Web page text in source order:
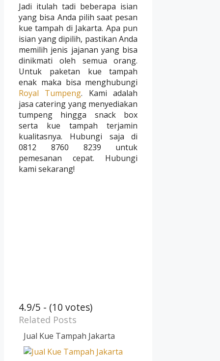
Jadi itulah tadi beberapa isian
yang bisa Anda pilih saat pesan
kue tampah di Jakarta. Apa pun
isian yang dipilih, pastikan Anda
memilih jenis jajanan yang bisa
dinikmati oleh semua orang.
Untuk paketan kue tampah
enak maka bisa menghubungi
Royal Tumpeng. Kami adalah
jasa catering yang menyediakan
tumpeng hingga snack box
serta kue tampah terjamin
kualitasnya. Hubungi saja di
0812 8760 8239 untuk
pemesanan cepat. Hubungi
kami sekarang!
4.9/5 - (10 votes)
Related Posts
Jual Kue Tampah Jakarta